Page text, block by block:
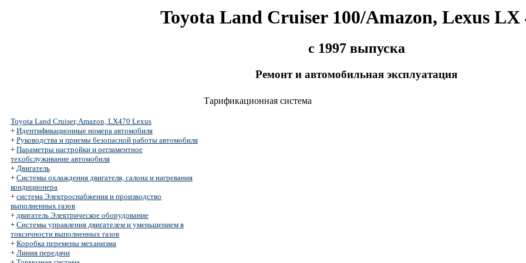
Toyota Land Cruiser 100/Amazon, Lexus LX
с 1997 выпуска
Ремонт и автомобильная эксплуатация
Toyota Land Cruiser, Amazon, LX470 Lexus
+ Идентификационные номера автомобиля
+ Руководства и приемы безопасной работы автомобиля
+ Параметры настройки и регламентное
техобслуживание автомобиля
+ Двигатель
+ Системы охлаждения двигателя, салона и нагревания
кондиционера
+ система Электроснабжения и производство
выполненных газов
+ двигатель Электрическое оборудование
+ Системы управления двигателем и уменьшением в
токсичности выполненных газов
+ Коробка перемены механизма
+ Линия передачи
Тарификационная система